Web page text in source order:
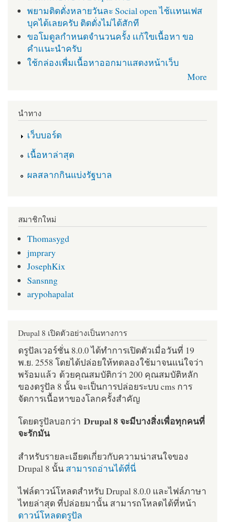
พยามติดตั่งหลายวันละ Social open ไช้เเทนเฟส
บุคได้เลยครับ ติดตั่งไม่ได้สักที
ขอโมดูลกำหนดจำนวนครั้ง เเก้ใขเนื้อหา ขอ
คำเเนะนำครับ
ใช้กล่องเพื่มเนื้อหาออกมาแสดงหน้าเว็บ
More
นำทาง
เว็บบอร์ด
เนื้อหาล่าสุด
ผลสลากกินแบ่งรัฐบาล
สมาชิกใหม่
Thomasygd
jmprary
JosephKix
Sansnng
arypohapalat
Drupal 8 เปิดตัวอย่างเป็นทางการ
ดรูปัลเวอร์ชั่น 8.0.0 ได้ทำการเปิดตัวเมื่อวันที่ 19
พ.ย. 2558 โดยได้ปล่อยให้ทดลองใช้มาจนแน่ใจว่า
พร้อมแล้ว ด้วยคุณสมบัติกว่า 200 คุณสมบัติหลัก
ของดรูปัล 8 นั้น จะเป็นการปล่อยระบบ cms การ
จัดการเนื้อหาของโลกครั้งสำคัญ
โดยดรูปัลบอกว่า Drupal 8 จะมีบางสิ่งเพื่อทุกคนที่
จะรักมัน
สำหรับรายละเอียดเกี่ยวกับความน่าสนใจของ
Drupal 8 นั้น สามารถอ่านได้ที่นี่
ไฟล์ดาวน์โหลดสำหรับ Drupal 8.0.0 และไฟล์ภาษา
ไทยล่าสุด ที่ปล่อยมานั้น สามารถโหลดได้ที่หน้า
ดาวน์โหลดดรูปัล